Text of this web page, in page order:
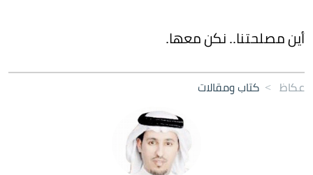
أين مصلحتنا.. نكن معها.
عكاظ > كتاب ومقالات